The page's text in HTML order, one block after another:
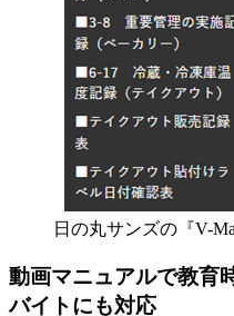
日の丸サンズの『V-
動画マニュアルで教育
バイトにも対応